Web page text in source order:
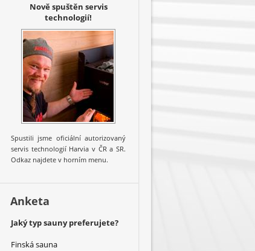
Nově spuštěn servis
technologií!
Spustili jsme oficiální autorizovaný
servis technologií Harvia v ČR a SR.
Odkaz najdete v horním menu.
Anketa
Jaký typ sauny preferujete?
Finská sauna